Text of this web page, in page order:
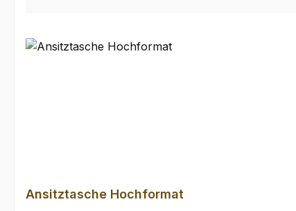
Ansitztasche Hochformat